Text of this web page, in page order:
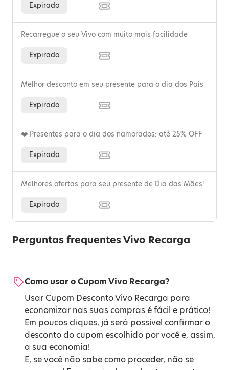
Expirado
Recarregue o seu Vivo com muito mais facilidade
Expirado
Melhor desconto em seu presente para o dia dos Pais
Expirado
❤️ Presentes para o dia dos namorados: até 25% OFF
Expirado
Melhores ofertas para seu presente de Dia das Mães!
Expirado
Perguntas frequentes Vivo Recarga
Como usar o Cupom Vivo Recarga?
Usar Cupom Desconto Vivo Recarga para
economizar nas suas compras é fácil e prático!
Em poucos cliques, já será possível confirmar o
desconto do cupom escolhido por você e, assim,
a sua economia!
E, se você não sabe como proceder, não se